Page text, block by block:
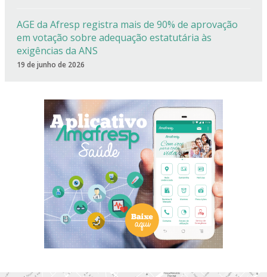
AGE da Afresp registra mais de 90% de aprovação
em votação sobre adequação estatutária às
exigências da ANS
19 de junho de 2026